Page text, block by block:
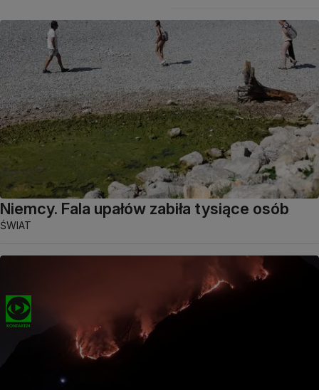
Niemcy. Fala upałów zabiła tysiące osób
ŚWIAT